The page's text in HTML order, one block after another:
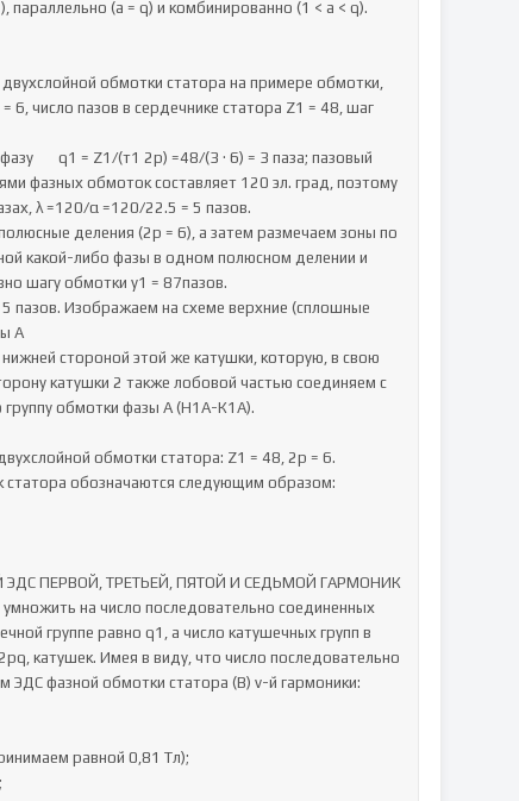
(а = q) и комбинированно (1 < а < q).
обмотки статора на примере обмотки,
число пазов в сердечнике статора Z1 = 48, шаг
q1 = Z1/(т1 2р) =48/(3 · 6) = 3 паза; пазовый
фазных обмоток составляет 120 эл. град, поэтому
λ =120/α =120/22.5 = 5 пазов.
деления (2р = 6), а затем размечаем зоны по
какой-либо фазы в одном полюсном делении и
шагу обмотки у1 = 87пазов.
пазов. Изображаем на схеме верхние (сплошные
А
стороной этой же катушки, которую, в свою
катушки 2 также лобовой частью соединяем с
обмотки фазы А (Н1А-К1А).
обмотки статора: Z1 = 48, 2р = 6.
статора обозначаются следующим образом:
ПЕРВОЙ, ТРЕТЬЕЙ, ПЯТОЙ И СЕДЬМОЙ ГАРМОНИК
на число последовательно соединенных
группе равно q1, а число катушечных групп в
катушек. Имея в виду, что число последовательно
ЭДС фазной обмотки статора (В) ν-й гармоники:
равной 0,81 Тл);